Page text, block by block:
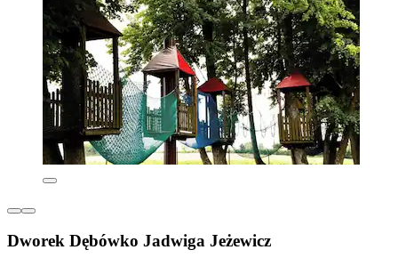
Dworek Dębówko Jadwiga Jeżewicz